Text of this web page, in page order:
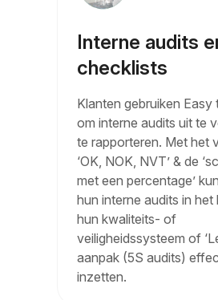
Interne audits
checklists
Klanten gebruiken
om interne audits uit te
te rapporteren. Met het
‘OK, NOK, NVT’ & de
met een percentage’
hun interne audits in het
hun kwaliteits- of
veiligheidssysteem of
aanpak (5S audits)
inzetten.